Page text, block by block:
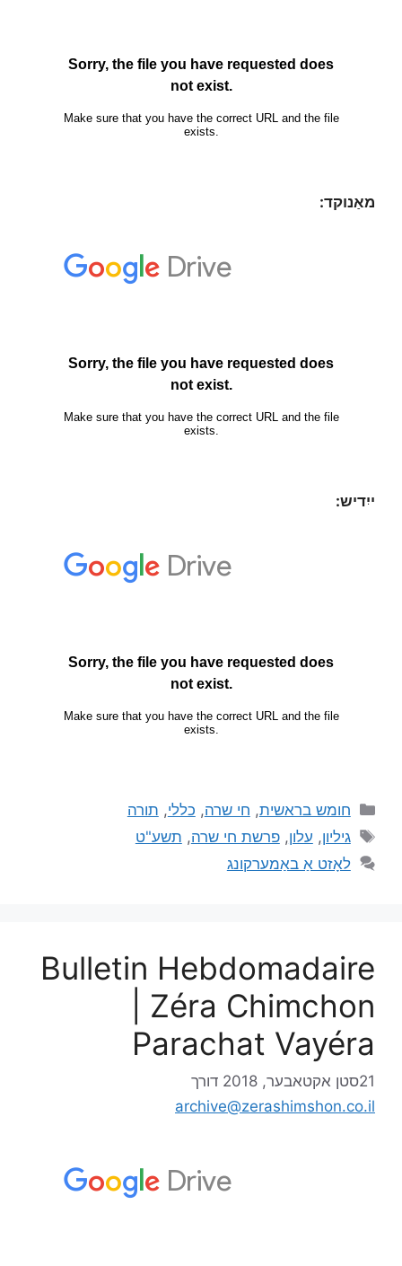
מאַנוקד:
ייִדיש:
חומש בראשית, חי שרה, כללי, תורה
גיליון, עלון,פרשת חי שרה, תשע"ט
לאָזט אַ באַמערקונג
Bulletin Hebdomadaire
| Zéra Chimchon
Parachat Vayéra
21סטן אקטאבער, 2018
דורך
archive@zerashimshon.co.il